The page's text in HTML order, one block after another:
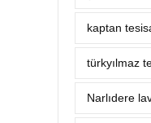
kaptan
türkyılmaz
Narlıdere